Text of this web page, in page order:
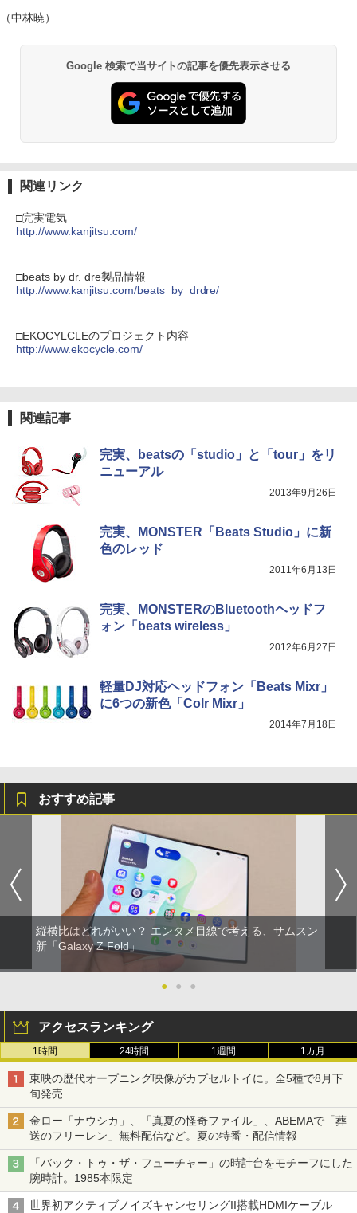
（中林暁）
Google 検索で当サイトの記事を優先表示させる
関連リンク
□完実電気
http://www.kanjitsu.com/
□beats by dr. dre製品情報
http://www.kanjitsu.com/beats_by_drdre/
□EKOCYLCLEのプロジェクト内容
http://www.ekocycle.com/
関連記事
完実、beatsの「studio」と「tour」をリ
ニューアル
2013年9月26日
完実、MONSTER「Beats Studio」に新
色のレッド
2011年6月13日
完実、MONSTERのBluetoothヘッドフ
ォン「beats wireless」
2012年6月27日
軽量DJ対応ヘッドフォン「Beats Mixr」
に6つの新色「Colr Mixr」
2014年7月18日
おすすめ記事
縦横比はどれがいい？ エンタメ目線で考える、サムスン
新「Galaxy Z Fold」
● ● ●
アクセスランキング
1時間 24時間 1週間 1カ月
東映の歴代オープニング映像がカプセルトイに。全5種で8月下
旬発売
金ロー「ナウシカ」、「真夏の怪奇ファイル」、ABEMAで「葬
送のフリーレン」無料配信など。夏の特番・配信情報
「バック・トゥ・ザ・フューチャー」の時計台をモチーフにした
腕時計。1985本限定
世界初アクティブノイズキャンセリングII搭載HDMIケーブル